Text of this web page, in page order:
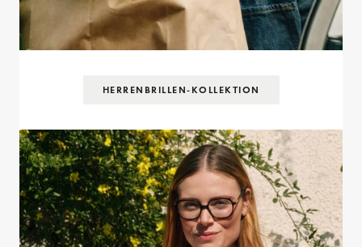
HERRENBRILLEN-KOLLEKTION